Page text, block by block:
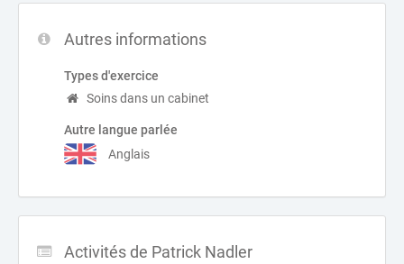
Autres informations
Types d'exercice
Soins dans un cabinet
Autre langue parlée
Anglais
Activités de Patrick Nadler